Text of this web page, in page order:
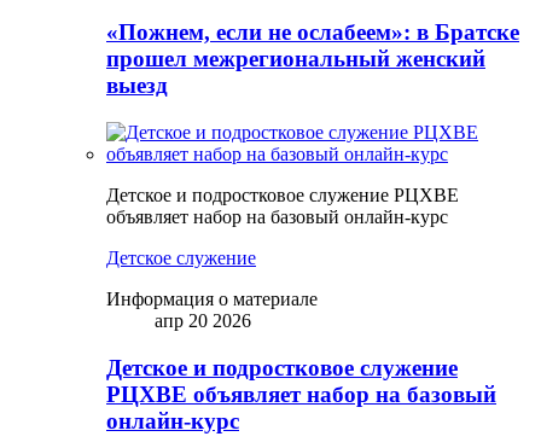
«Пожнем, если не ослабеем»: в Братске
прошел межрегиональный женский
выезд
Детское и подростковое служение РЦХВЕ
объявляет набор на базовый онлайн-курс
Детское служение
Информация о материале
апр 20 2026
Детское и подростковое служение
РЦХВЕ объявляет набор на базовый
онлайн-курс